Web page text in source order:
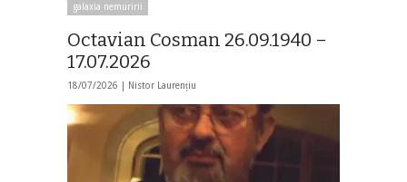
galaxia nemuririi
Octavian Cosman 26.09.1940 –
17.07.2026
18/07/2026 | Nistor Laurențiu